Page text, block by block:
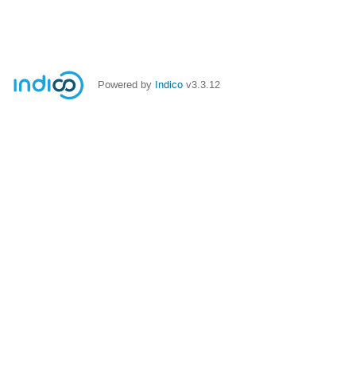
Powered by Indico v3.3.12